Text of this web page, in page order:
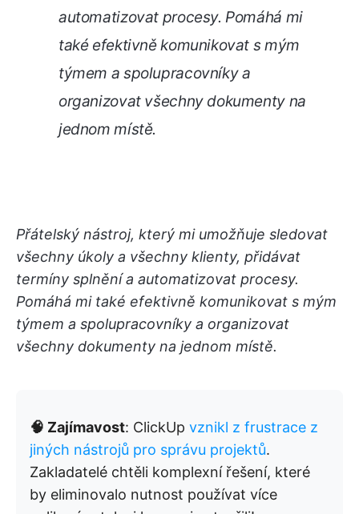
automatizovat procesy. Pomáhá mi
také efektivně komunikovat s mým
týmem a spolupracovníky a
organizovat všechny dokumenty na
jednom místě.
Přátelský nástroj, který mi umožňuje sledovat
všechny úkoly a všechny klienty, přidávat
termíny splnění a automatizovat procesy.
Pomáhá mi také efektivně komunikovat s mým
týmem a spolupracovníky a organizovat
všechny dokumenty na jednom místě.
🧠 Zajímavost: ClickUp vznikl z frustrace z
jiných nástrojů pro správu projektů.
Zakladatelé chtěli komplexní řešení, které
by eliminovalo nutnost používat více